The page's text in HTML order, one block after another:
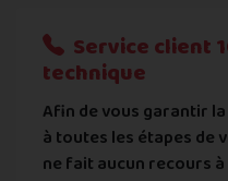
contre-offre ou du
Service client
technique
Afin de vous garantir
à toutes les étapes de
ne fait aucun recours